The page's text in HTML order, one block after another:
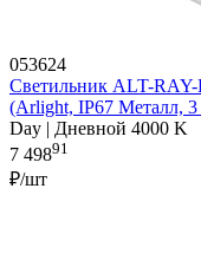
053624
Светильник ALT-
(Arlight, IP67 Металл, 3
Day | Дневной 4000 K
7 49891
₽/шт